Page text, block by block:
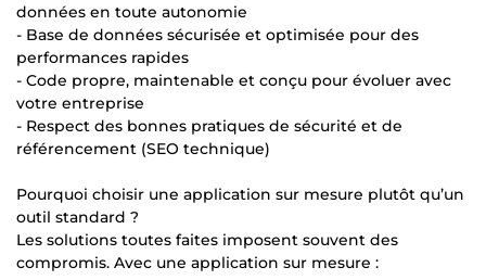
données en toute autonomie
- Base de données sécurisée et optimisée pour des
performances rapides
- Code propre, maintenable et conçu pour évoluer avec
votre entreprise
- Respect des bonnes pratiques de sécurité et de
référencement (SEO technique)
Pourquoi choisir une application sur mesure plutôt qu’un
outil standard ?
Les solutions toutes faites imposent souvent des
compromis. Avec une application sur mesure :